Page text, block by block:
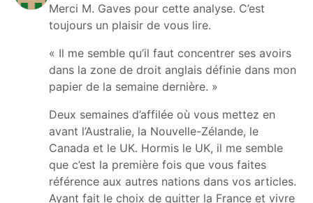
Merci M. Gaves pour cette analyse. C’est
toujours un plaisir de vous lire.
« Il me semble qu’il faut concentrer ses avoirs
dans la zone de droit anglais définie dans mon
papier de la semaine dernière. »
Deux semaines d’affilée où vous mettez en
avant l’Australie, la Nouvelle-Zélande, le
Canada et le UK. Hormis le UK, il me semble
que c’est la première fois que vous faites
référence aux autres nations dans vos articles.
Ayant fait le choix de quitter la France et vivre